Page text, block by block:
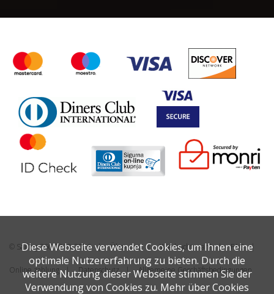
© Sailing 360 2019-2026 Über uns Wie bucht man? FAQ
Online zahlung Datenschutz Allgemeine Geschäftsbedingungen
Diese Webseite verwendet Cookies, um Ihnen eine
optimale Nutzererfahrung zu bieten. Durch die
weitere Nutzung dieser Webseite stimmen Sie der
Verwendung von Cookies zu. Mehr über Cookies